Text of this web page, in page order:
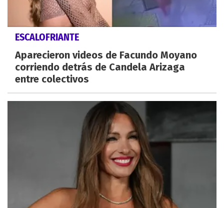
ESCALOFRIANTE
Aparecieron videos de Facundo Moyano
corriendo detrás de Candela Arizaga
entre colectivos